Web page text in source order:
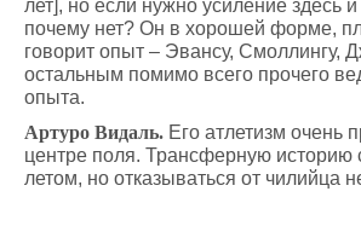
лет], но если нужно усиление здесь и
почему нет? Он в хорошей форме,
говорит опыт – Эвансу, Смоллингу,
остальным помимо всего прочего
опыта.
Артуро Видаль. Его атлетизм очень
центре поля. Трансферную историю
летом, но отказываться от чилийца